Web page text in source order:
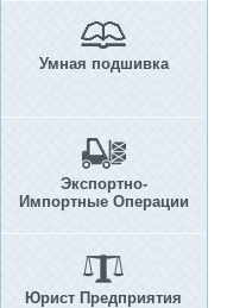
Умная подшивка
Экспортно-
Импортные Операции
Юрист Предприятия